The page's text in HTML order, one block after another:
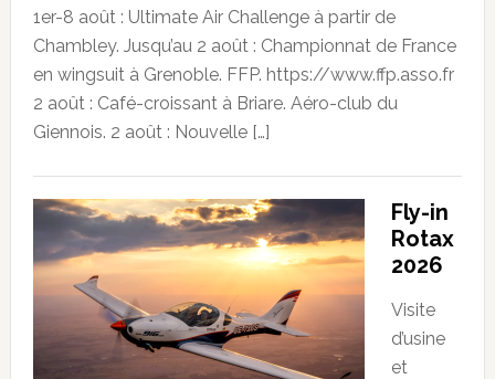
1er-8 août : Ultimate Air Challenge à partir de
Chambley. Jusqu’au 2 août : Championnat de France
en wingsuit à Grenoble. FFP. https://www.ffp.asso.fr
2 août : Café-croissant à Briare. Aéro-club du
Giennois. 2 août : Nouvelle […]
Fly-in
Rotax
2026
Visite
d’usine
et